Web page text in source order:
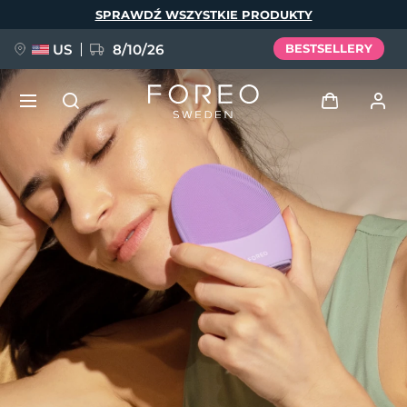
SPRAWDŹ WSZYSTKIE PRODUKTY
US 8/10/26 BESTSELLERY
Profil użytkownika
Moje urządzenia
Moje zamówienia
Moje adresy
Moje subskrypcje
NOWOŚĆ
FAQ™ Pure Beauty-Tech Elixir
BREAKING NEWS
issa™ Teeth Whitening Set
Język
English Deutsch
Español
Français
Italiano
Português
Svenska
Русский
Türkçe
简体中文 繁體中文